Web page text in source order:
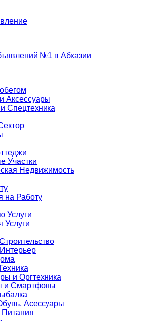
№1 в Абхазии
Аксессуары
Спецтехника
Участки
Недвижимость
на Работу
Услуги
Услуги
и Оргтехника
и Смартфоны
Асессуары
Питания